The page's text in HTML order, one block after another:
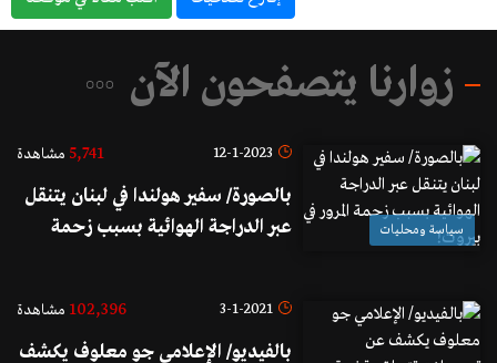
زوارنا يتصفحون الآن
سياسة ومحليات
12-1-2023
5,741 مشاهدة
بالصورة/ سفير هولندا في لبنان يتنقل
عبر الدراجة الهوائية بسبب زحمة
3-1-2021
102,396 مشاهدة
بالفيديو/ الإعلامي جو معلوف يكشف